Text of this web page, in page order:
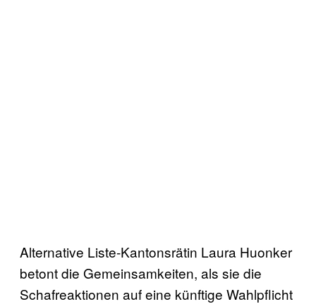
Alternative Liste-Kantonsrätin Laura Huonker
betont die Gemeinsamkeiten, als sie die
Schafreaktionen auf eine künftige Wahlpflicht